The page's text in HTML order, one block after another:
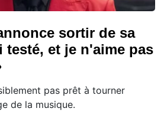
sortir de sa
testé, et je n'aime pas
pas prêt à tourner
de la musique.